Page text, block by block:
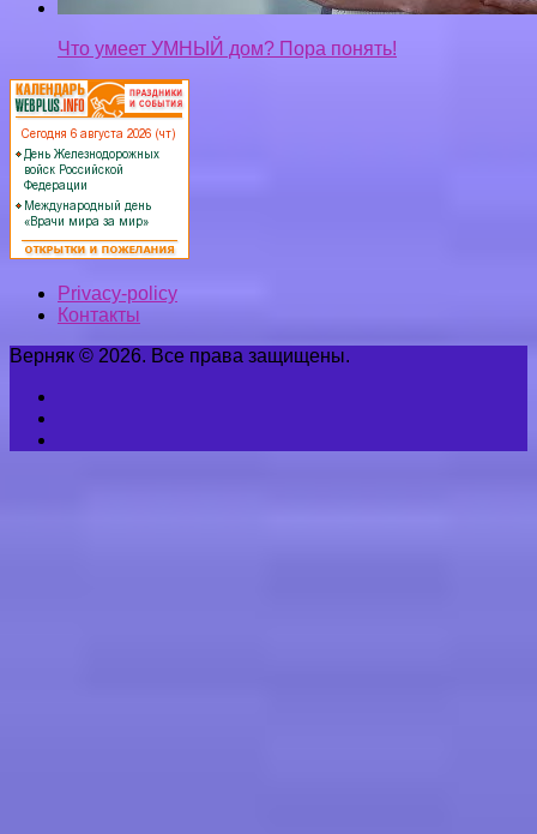
Что умеет УМНЫЙ дом? Пора понять!
Privacy-policy
Контакты
Верняк © 2026. Все права защищены.